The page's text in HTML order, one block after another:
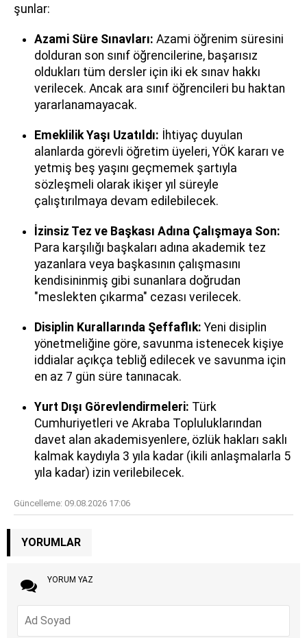
şunlar:
Azami Süre Sınavları: Azami öğrenim süresini
dolduran son sınıf öğrencilerine, başarısız
oldukları tüm dersler için iki ek sınav hakkı
verilecek. Ancak ara sınıf öğrencileri bu haktan
yararlanamayacak.
Emeklilik Yaşı Uzatıldı: İhtiyaç duyulan
alanlarda görevli öğretim üyeleri, YÖK kararı ve
yetmiş beş yaşını geçmemek şartıyla
sözleşmeli olarak ikişer yıl süreyle
çalıştırılmaya devam edilebilecek.
İzinsiz Tez ve Başkası Adına Çalışmaya Son:
Para karşılığı başkaları adına akademik tez
yazanlara veya başkasının çalışmasını
kendisininmiş gibi sunanlara doğrudan
"meslekten çıkarma" cezası verilecek.
Disiplin Kurallarında Şeffaflık: Yeni disiplin
yönetmeliğine göre, savunma istenecek kişiye
iddialar açıkça tebliğ edilecek ve savunma için
en az 7 gün süre tanınacak.
Yurt Dışı Görevlendirmeleri: Türk
Cumhuriyetleri ve Akraba Topluluklarından
davet alan akademisyenlere, özlük hakları saklı
kalmak kaydıyla 3 yıla kadar (ikili anlaşmalarla 5
yıla kadar) izin verilebilecek.
Güncelleme: 09.08.2026 17:06
YORUMLAR
YORUM YAZ